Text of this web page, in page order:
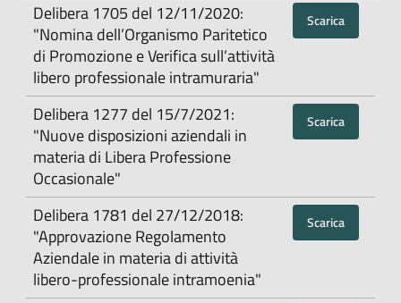
Delibera 1705 del 12/11/2020:
"Nomina dell’Organismo Paritetico
di Promozione e Verifica sull’attività
libero professionale intramuraria"
Scarica
Delibera 1277 del 15/7/2021:
"Nuove disposizioni aziendali in
materia di Libera Professione
Occasionale"
Scarica
Delibera 1781 del 27/12/2018:
"Approvazione Regolamento
Aziendale in materia di attività
libero-professionale intramoenia"
Scarica